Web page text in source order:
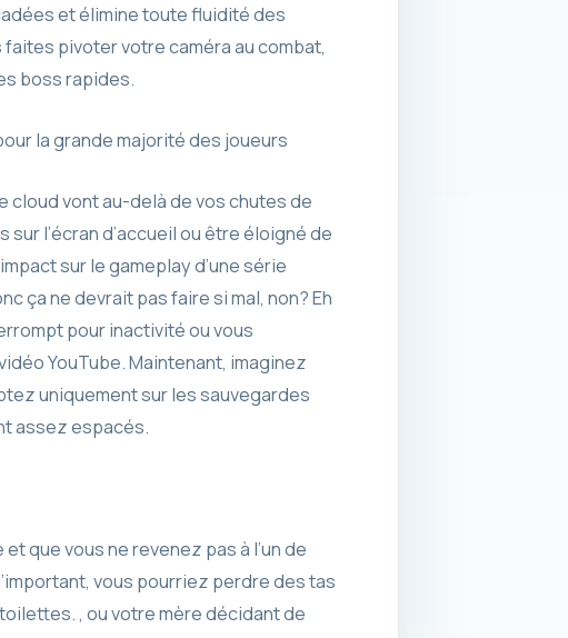
et élimine toute fluidité des
pivoter votre caméra au combat,
boss rapides.
la grande majorité des joueurs
cloud vont au-delà de vos chutes de
l’écran d’accueil ou être éloigné de
sur le gameplay d’une série
ça ne devrait pas faire si mal, non? Eh
pour inactivité ou vous
YouTube. Maintenant, imaginez
uniquement sur les sauvegardes
assez espacés.
que vous ne revenez pas à l’un de
vous pourriez perdre des tas
, ou votre mère décidant de